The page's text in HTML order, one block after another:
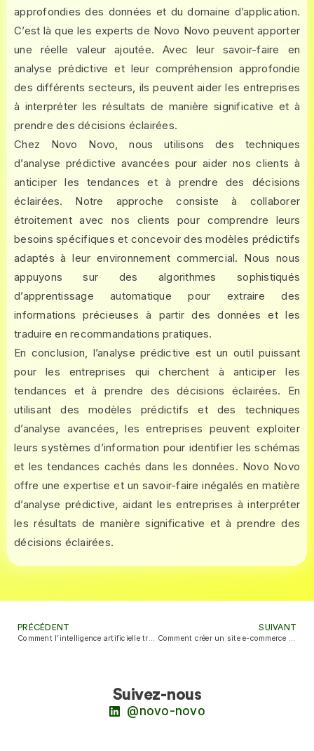
approfondies des données et du domaine d’application.
C’est là que les experts de Novo Novo peuvent apporter
une réelle valeur ajoutée. Avec leur savoir-faire en
analyse prédictive et leur compréhension approfondie
des différents secteurs, ils peuvent aider les entreprises
à interpréter les résultats de manière significative et à
prendre des décisions éclairées.
Chez Novo Novo, nous utilisons des techniques
d’analyse prédictive avancées pour aider nos clients à
anticiper les tendances et à prendre des décisions
éclairées. Notre approche consiste à collaborer
étroitement avec nos clients pour comprendre leurs
besoins spécifiques et concevoir des modèles prédictifs
adaptés à leur environnement commercial. Nous nous
appuyons sur des algorithmes sophistiqués
d’apprentissage automatique pour extraire des
informations précieuses à partir des données et les
traduire en recommandations pratiques.
En conclusion, l’analyse prédictive est un outil puissant
pour les entreprises qui cherchent à anticiper les
tendances et à prendre des décisions éclairées. En
utilisant des modèles prédictifs et des techniques
d’analyse avancées, les entreprises peuvent exploiter
leurs systèmes d’information pour identifier les schémas
et les tendances cachés dans les données. Novo Novo
offre une expertise et un savoir-faire inégalés en matière
d’analyse prédictive, aidant les entreprises à interpréter
les résultats de manière significative et à prendre des
décisions éclairées.
PRÉCÉDENT
Comment l’intelligence artificielle transforme-t-elle les industries et crée-t-elle de nouvelles opportunités ?
SUIVANT
Comment créer un site e-commerce avec WooCommerce ?
Suivez-nous
@novo-novo